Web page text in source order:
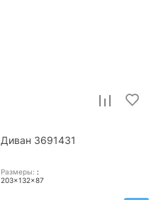
Диван 3691431
Размеры: :
203x132x87